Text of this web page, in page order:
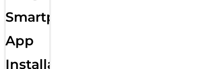
Smartphone
App
Installation